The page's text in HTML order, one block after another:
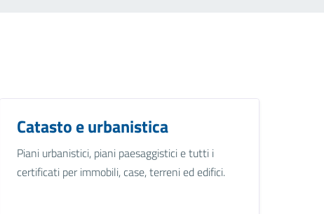
Catasto e urbanistica
Piani urbanistici, piani paesaggistici e tutti i
certificati per immobili, case, terreni ed edifici.